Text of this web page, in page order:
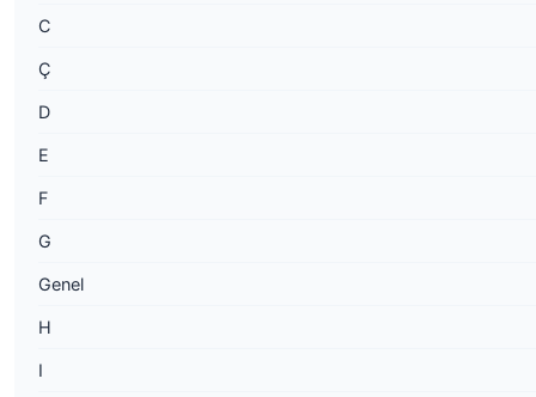
C
Ç
D
E
F
G
Genel
H
I